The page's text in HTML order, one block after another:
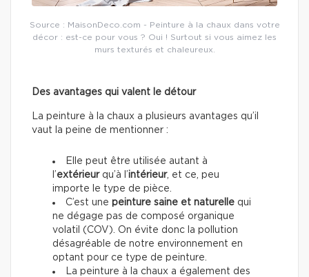
Source : MaisonDeco.com - Peinture à la chaux dans votre
décor : est-ce pour vous ? Oui ! Surtout si vous aimez les
murs texturés et chaleureux.
Des avantages qui valent le détour
La peinture à la chaux a plusieurs avantages qu’il
vaut la peine de mentionner :
Elle peut être utilisée autant à
l’extérieurqu’à l’intérieur, et ce, peu
importe le type de pièce.
C’est une peinture saine et naturelle qui
ne dégage pas de composé organique
volatil (COV). On évite donc la pollution
désagréable de notre environnement en
optant pour ce type de peinture.
La peinture à la chaux a également des